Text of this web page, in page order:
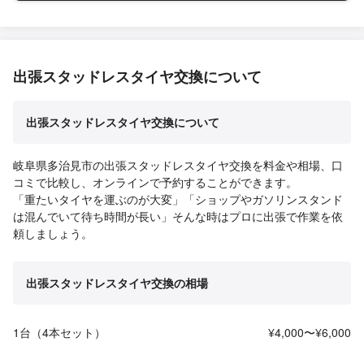
出張スタッドレスタイヤ交換について
出張スタッドレスタイヤ交換について
岐阜県多治見市の出張スタッドレスタイヤ交換を料金や相場、口
コミで比較し、オンラインで予約することができます。
「重たいタイヤを運ぶのが大変」「ショップやガソリンスタンド
は混んでいて待ち時間が長い」そんな時はプロに出張で作業を依
頼しましょう。
出張スタッドレスタイヤ交換の相場
1台（4本セット） ¥4,000〜¥6,000